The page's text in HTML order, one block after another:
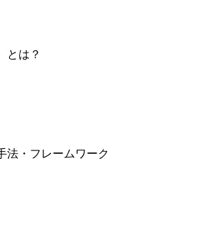
とは？
法・フレームワーク